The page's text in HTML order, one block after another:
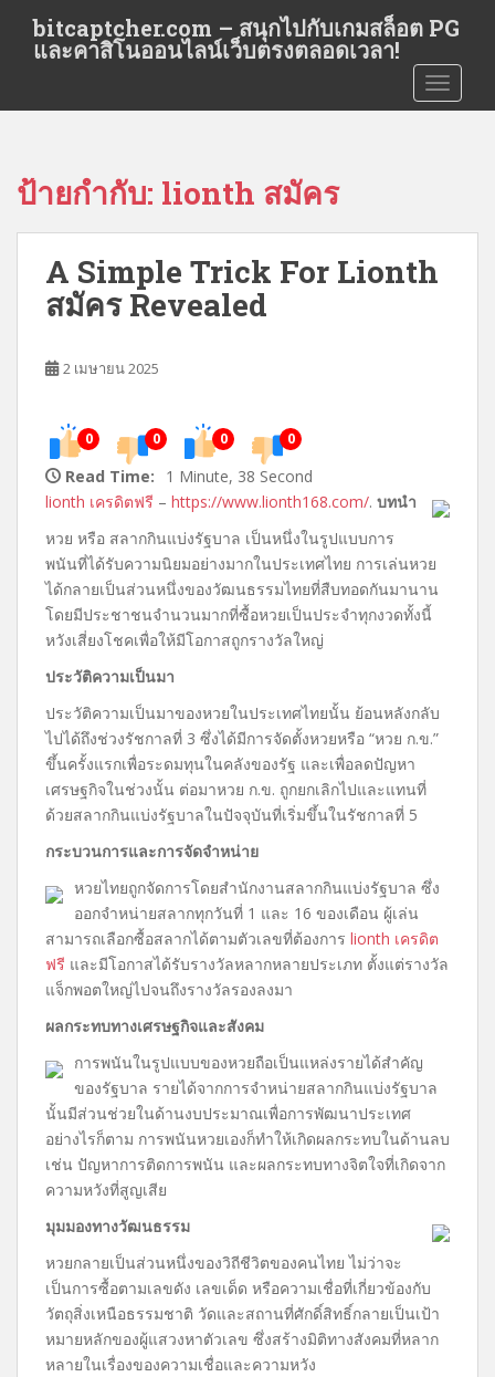
t
bitcaptcher.com – สนุกไปกับเกมสล็อต PG
และคาสิโนออนไลน์เว็บตรงตลอดเวลา!
ป้ายกำกับ: lionth สมัคร
A Simple Trick For Lionth
สมัคร Revealed
2 เมษายน 2025
0 0 0 0
Read Time:
1 Minute, 38 Second
lionth เครดิตฟรี – https://www.lionth168.com/. บทนำ
หวย หรือ สลากกินแบ่งรัฐบาล เป็นหนึ่งในรูปแบบการ
พนันที่ได้รับความนิยมอย่างมากในประเทศไทย การเล่นหวย
ได้กลายเป็นส่วนหนึ่งของวัฒนธรรมไทยที่สืบทอดกันมานาน
โดยมีประชาชนจำนวนมากที่ซื้อหวยเป็นประจำทุกงวดทั้งนี้
หวังเสี่ยงโชคเพื่อให้มีโอกาสถูกรางวัลใหญ่
ประวัติความเป็นมา
ประวัติความเป็นมาของหวยในประเทศไทยนั้น ย้อนหลังกลับ
ไปได้ถึงช่วงรัชกาลที่ 3 ซึ่งได้มีการจัดตั้งหวยหรือ “หวย ก.ข.”
ขึ้นครั้งแรกเพื่อระดมทุนในคลังของรัฐ และเพื่อลดปัญหา
เศรษฐกิจในช่วงนั้น ต่อมาหวย ก.ข. ถูกยกเลิกไปและแทนที่
ด้วยสลากกินแบ่งรัฐบาลในปัจจุบันที่เริ่มขึ้นในรัชกาลที่ 5
กระบวนการและการจัดจำหน่าย
หวยไทยถูกจัดการโดยสำนักงานสลากกินแบ่งรัฐบาล ซึ่ง
ออกจำหน่ายสลากทุกวันที่ 1 และ 16 ของเดือน ผู้เล่น
สามารถเลือกซื้อสลากได้ตามตัวเลขที่ต้องการ lionth เครดิต
ฟรี และมีโอกาสได้รับรางวัลหลากหลายประเภท ตั้งแต่รางวัล
แจ็กพอตใหญ่ไปจนถึงรางวัลรองลงมา
ผลกระทบทางเศรษฐกิจและสังคม
การพนันในรูปแบบของหวยถือเป็นแหล่งรายได้สำคัญ
ของรัฐบาล รายได้จากการจำหน่ายสลากกินแบ่งรัฐบาล
นั้นมีส่วนช่วยในด้านงบประมาณเพื่อการพัฒนาประเทศ
อย่างไรก็ตาม การพนันหวยเองก็ทำให้เกิดผลกระทบในด้านลบ
เช่น ปัญหาการติดการพนัน และผลกระทบทางจิตใจที่เกิดจาก
ความหวังที่สูญเสีย
มุมมองทางวัฒนธรรม
หวยกลายเป็นส่วนหนึ่งของวิถีชีวิตของคนไทย ไม่ว่าจะ
เป็นการซื้อตามเลขดัง เลขเด็ด หรือความเชื่อที่เกี่ยวข้องกับ
วัตถุสิ่งเหนือธรรมชาติ วัดและสถานที่ศักดิ์สิทธิ์กลายเป็นเป้า
หมายหลักของผู้แสวงหาตัวเลข ซึ่งสร้างมิติทางสังคมที่หลาก
หลายในเรื่องของความเชื่อและความหวัง